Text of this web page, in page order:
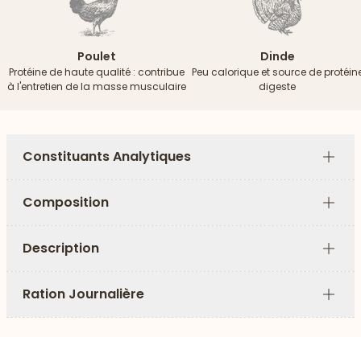
Poulet
Protéine de haute qualité : contribue
à l'entretien de la masse musculaire
Dinde
Peu calorique et source de
digeste
Constituants Analytiques
Plus
Composition
Plus
Description
Plus
Ration Journalière
Plus